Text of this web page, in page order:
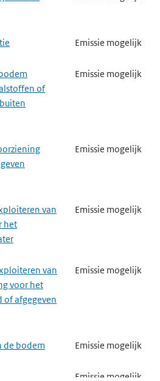
van ijzer of
van
het
door
van
het smelten
of gieten
het winnen
Emissie mogelijk
of
Emissie mogelijk
Emissie mogelijk
van
het
Emissie mogelijk
van
voor het
of afgegeven
Emissie mogelijk
de bodem Emissie mogelijk
Emissie mogelijk